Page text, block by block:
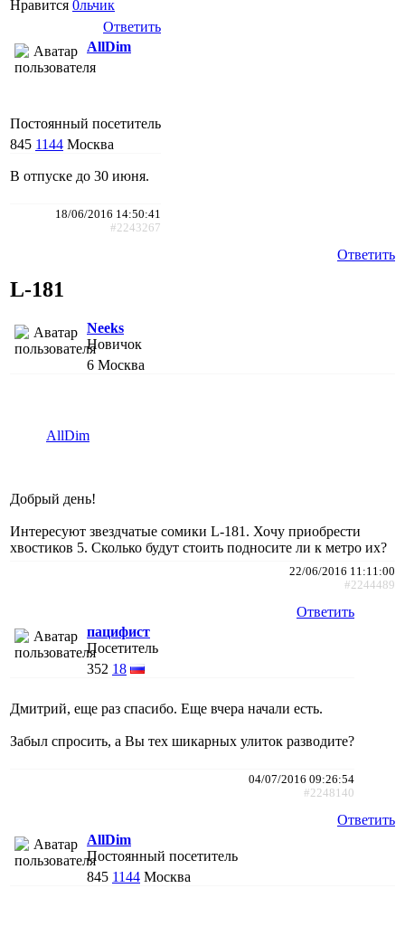
Нравится 0льчик
Ответить
AllDim
Постоянный посетитель
845 1144 Москва
В отпуске до 30 июня.
18/06/2016 14:50:41
#2243267
Ответить
L-181
Neeks
Новичок
6 Москва
AllDim
Добрый день!
Интересуют звездчатые сомики L-181. Хочу приобрести
хвостиков 5. Сколько будут стоить подносите ли к метро их?
22/06/2016 11:11:00
#2244489
Ответить
пацифист
Посетитель
352 18
Дмитрий, еще раз спасибо. Еще вчера начали есть.
Забыл спросить, а Вы тех шикарных улиток разводите?
04/07/2016 09:26:54
#2248140
Ответить
AllDim
Постоянный посетитель
845 1144 Москва